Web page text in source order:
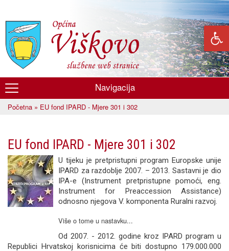
glavni
sadržaj
Općina
Viškovo
Navigacija
Početna » EU fond IPARD - Mjere 301 i 302
EU fond IPARD - Mjere 301 i 302
U tijeku je pretpristupni program Europske unije
IPARD za razdoblje 2007. – 2013. Sastavni je dio
IPA-e (Instrument pretpristupne pomoći, eng.
Instrument for Preaccession Assistance)
odnosno njegova V. komponenta Ruralni razvoj.
Više o tome u nastavku...
Od 2007. - 2012. godine kroz IPARD program u
Republici Hrvatskoj korisnicima će biti dostupno 179.000.000